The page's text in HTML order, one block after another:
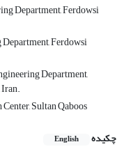
Department, Ferdowsi
Ferdowsi
Department,
Sultan Qaboos
چکیده
English